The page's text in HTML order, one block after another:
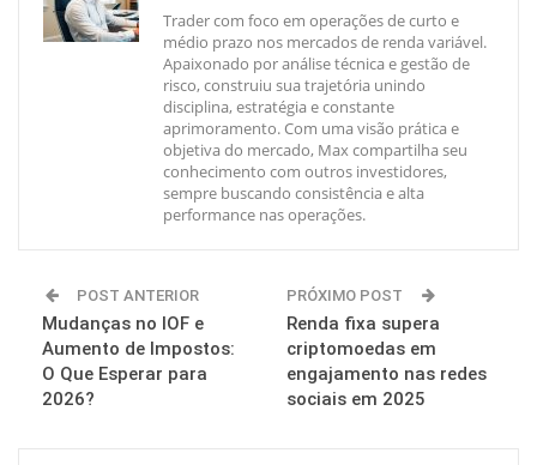
Trader com foco em operações de curto e
médio prazo nos mercados de renda variável.
Apaixonado por análise técnica e gestão de
risco, construiu sua trajetória unindo
disciplina, estratégia e constante
aprimoramento. Com uma visão prática e
objetiva do mercado, Max compartilha seu
conhecimento com outros investidores,
sempre buscando consistência e alta
performance nas operações.
POST ANTERIOR
Mudanças no IOF e
Aumento de Impostos:
O Que Esperar para
2026?
PRÓXIMO POST
Renda fixa supera
criptomoedas em
engajamento nas redes
sociais em 2025